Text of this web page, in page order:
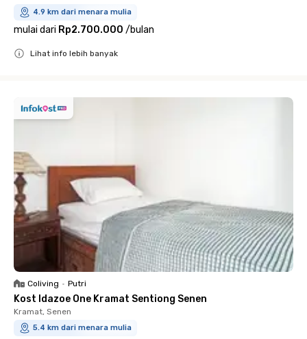
4.9 km dari menara mulia
mulai dari Rp2.700.000 /bulan
Lihat info lebih banyak
Coliving • Putri
Kost Idazoe One Kramat Sentiong Senen
Kramat, Senen
5.4 km dari menara mulia